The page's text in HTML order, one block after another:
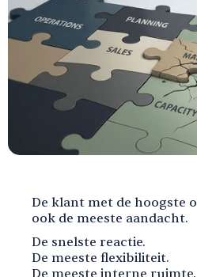
De klant met de hoogste
ook de meeste aandacht.
De snelste reactie.
De meeste flexibiliteit.
De meeste interne ruimte.